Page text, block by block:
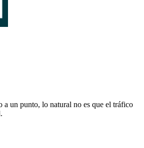
a un punto, lo natural no es que el tráfico